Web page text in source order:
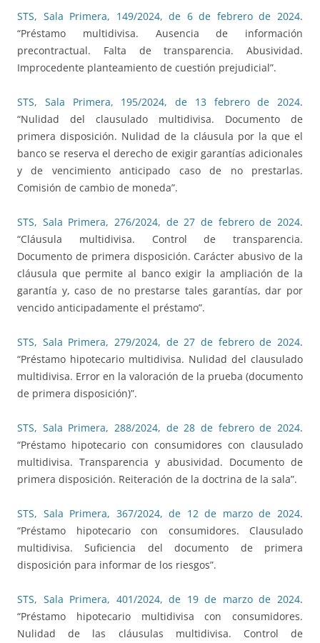
STS, Sala Primera, 149/2024, de 6 de febrero de 2024.
“Préstamo multidivisa. Ausencia de información
precontractual. Falta de transparencia. Abusividad.
Improcedente planteamiento de cuestión prejudicial”.
STS, Sala Primera, 195/2024, de 13 febrero de 2024.
“Nulidad del clausulado multidivisa. Documento de
primera disposición. Nulidad de la cláusula por la que el
banco se reserva el derecho de exigir garantías adicionales
y de vencimiento anticipado caso de no prestarlas.
Comisión de cambio de moneda”.
STS, Sala Primera, 276/2024, de 27 de febrero de 2024.
“Cláusula multidivisa. Control de transparencia.
Documento de primera disposición. Carácter abusivo de la
cláusula que permite al banco exigir la ampliación de la
garantía y, caso de no prestarse tales garantías, dar por
vencido anticipadamente el préstamo”.
STS, Sala Primera, 279/2024, de 27 de febrero de 2024.
“Préstamo hipotecario multidivisa. Nulidad del clausulado
multidivisa. Error en la valoración de la prueba (documento
de primera disposición)”.
STS, Sala Primera, 288/2024, de 28 de febrero de 2024.
“Préstamo hipotecario con consumidores con clausulado
multidivisa. Transparencia y abusividad. Documento de
primera disposición. Reiteración de la doctrina de la sala”.
STS, Sala Primera, 367/2024, de 12 de marzo de 2024.
“Préstamo hipotecario con consumidores. Clausulado
multidivisa. Suficiencia del documento de primera
disposición para informar de los riesgos”.
STS, Sala Primera, 401/2024, de 19 de marzo de 2024.
“Préstamo hipotecario multidivisa con consumidores.
Nulidad de las cláusulas multidivisa. Control de